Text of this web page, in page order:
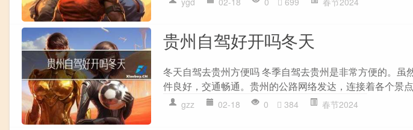
贵州自驾好开吗冬天
冬天自驾去贵州方便吗 冬季自驾去贵州是非常方便的。虽
件良好，交通畅通。贵州的公路网络发达，连接着各个景
gzz 02-18 0 384 春节2024